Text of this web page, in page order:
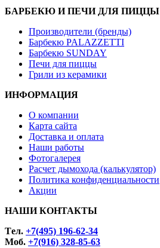
БАРБЕКЮ И ПЕЧИ ДЛЯ ПИЦЦЫ
Производители (бренды)
Барбекю PALAZZETTI
Барбекю SUNDAY
Печи для пиццы
Грили из керамики
ИНФОРМАЦИЯ
О компании
Карта сайта
Доставка и оплата
Наши работы
Фотогалерея
Расчет дымохода (калькулятор)
Политика конфиденциальности
Акции
НАШИ КОНТАКТЫ
Tел. +7(495) 196-62-34
Моб. +7(916) 328-85-63